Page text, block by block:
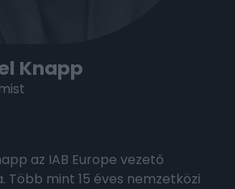
Knapp
az IAB Europe vezető
Több mint 15 éves nemzetközi